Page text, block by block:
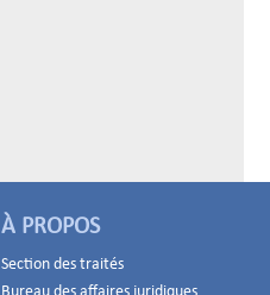
À PROPOS
Section des traités